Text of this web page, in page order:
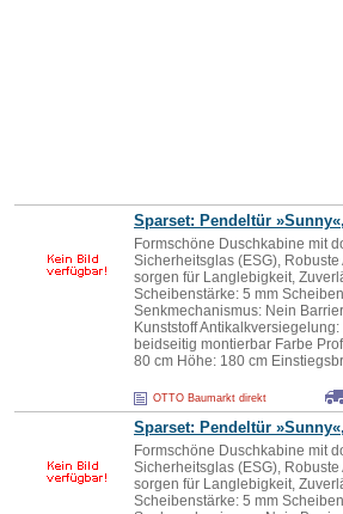
Sparset: Pendeltür
Formschöne Duschkabine mit
Sicherheitsglas (ESG),
sorgen für Langlebigkeit,
Scheibenstärke: 5 mm
Senkmechanismus: Nein
Kunststoff
beidseitig montierbar Farbe
80 cm Höhe: 180 cm
OTTO Baumarkt direkt
Sparset: Pendeltür
Formschöne Duschkabine mit
Sicherheitsglas (ESG),
sorgen für Langlebigkeit,
Scheibenstärke: 5 mm